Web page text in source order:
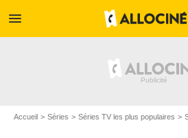
menu
Accueil Séries Séries TV les plus populaires